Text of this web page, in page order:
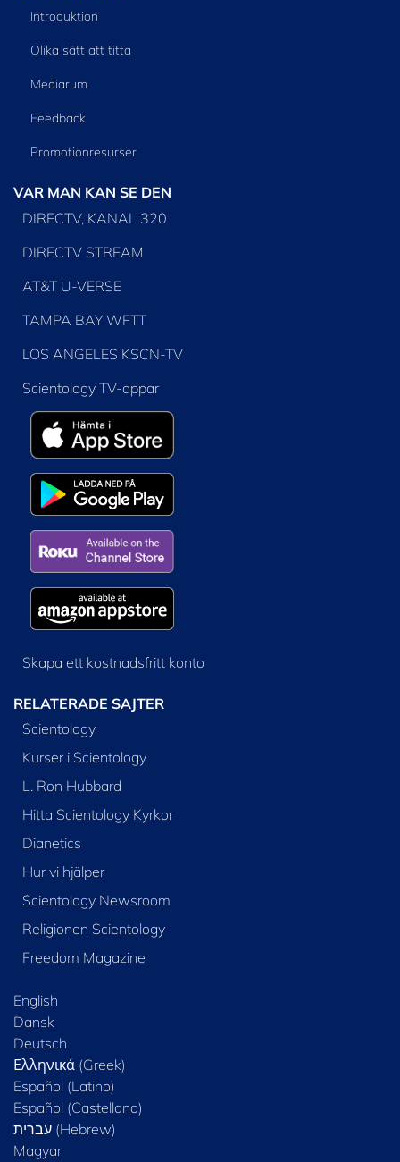
Introduktion
Olika sätt att titta
Mediarum
Feedback
Promotionresurser
VAR MAN KAN SE DEN
DIRECTV, KANAL 320
DIRECTV STREAM
AT&T U-VERSE
TAMPA BAY WFTT
LOS ANGELES KSCN-TV
Scientology TV-appar
Skapa ett kostnadsfritt konto
RELATERADE SAJTER
Scientology
Kurser i Scientology
L. Ron Hubbard
Hitta Scientology Kyrkor
Dianetics
Hur vi hjälper
Scientology Newsroom
Religionen Scientology
Freedom Magazine
English
Dansk
Deutsch
Ελληνικά (Greek)
Español (Latino)
Español (Castellano)
Magyar